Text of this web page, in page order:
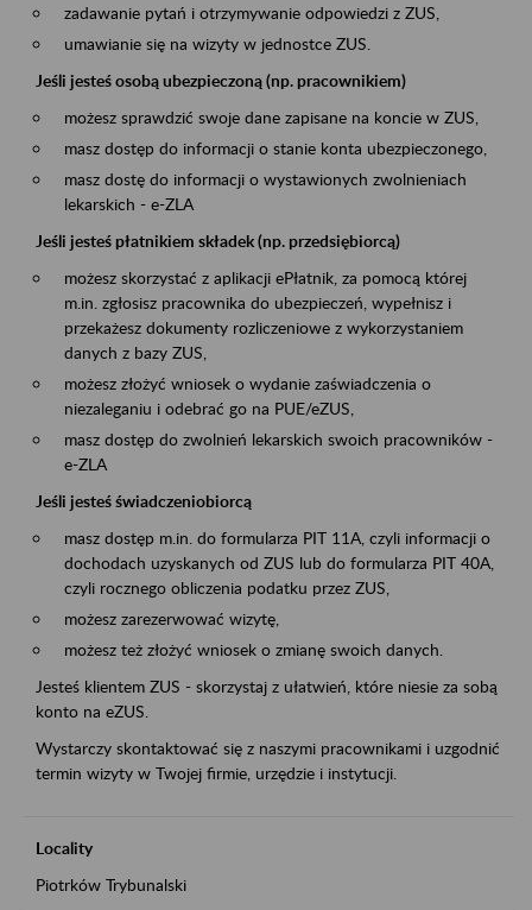
zadawanie pytań i otrzymywanie odpowiedzi z ZUS,
umawianie się na wizyty w jednostce ZUS.
Jeśli jesteś osobą ubezpieczoną (np. pracownikiem)
możesz sprawdzić swoje dane zapisane na koncie w ZUS,
masz dostęp do informacji o stanie konta ubezpieczonego,
masz dostę do informacji o wystawionych zwolnieniach
lekarskich - e-ZLA
Jeśli jesteś płatnikiem składek (np. przedsiębiorcą)
możesz skorzystać z aplikacji ePłatnik, za pomocą której
m.in. zgłosisz pracownika do ubezpieczeń, wypełnisz i
przekażesz dokumenty rozliczeniowe z wykorzystaniem
danych z bazy ZUS,
możesz złożyć wniosek o wydanie zaświadczenia o
niezaleganiu i odebrać go na PUE/eZUS,
masz dostęp do zwolnień lekarskich swoich pracowników -
e-ZLA
Jeśli jesteś świadczeniobiorcą
masz dostęp m.in. do formularza PIT 11A, czyli informacji o
dochodach uzyskanych od ZUS lub do formularza PIT 40A,
czyli rocznego obliczenia podatku przez ZUS,
możesz zarezerwować wizytę,
możesz też złożyć wniosek o zmianę swoich danych.
Jesteś klientem ZUS - skorzystaj z ułatwień, które niesie za sobą
konto na eZUS.
Wystarczy skontaktować się z naszymi pracownikami i uzgodnić
termin wizyty w Twojej firmie, urzędzie i instytucji.
Locality
Piotrków Trybunalski